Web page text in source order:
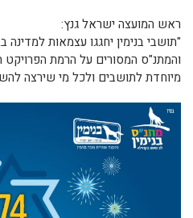
ראש המועצה ישראל גנץ:
"תושבי בנימין יחגגו עצמאות למדינה
והמתנ"ס המסורים על הרמת הפרויקט
מיוחדת לתושבים ולכל מי שירצה